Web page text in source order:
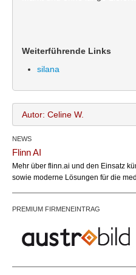
Weiterführende Links
silana
Autor: Celine W.
NEWS
Flinn AI
Mehr über flinn.ai und den Einsatz
sowie moderne Lösungen für die
PREMIUM FIRMENEINTRAG